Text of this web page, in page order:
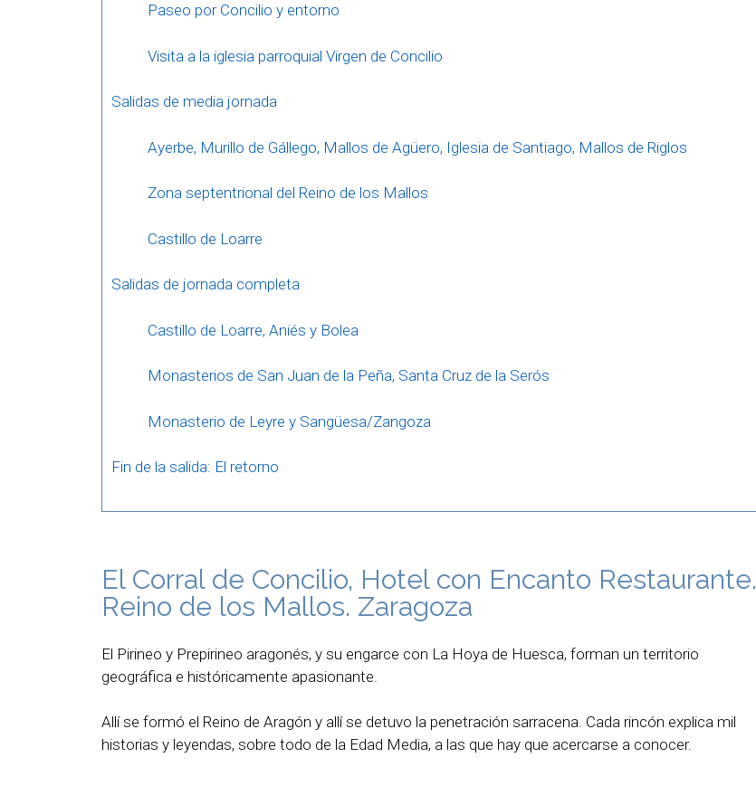
Paseo por Concilio y entorno
Visita a la iglesia parroquial Virgen de Concilio
Salidas de media jornada
Ayerbe, Murillo de Gállego, Mallos de Agüero, Iglesia de Santiago, Mallos de Riglos
Zona septentrional del Reino de los Mallos
Castillo de Loarre
Salidas de jornada completa
Castillo de Loarre, Aniés y Bolea
Monasterios de San Juan de la Peña, Santa Cruz de la Serós
Monasterio de Leyre y Sangüesa/Zangoza
Fin de la salida: El retorno
El Corral de Concilio, Hotel con Encanto Restaurante.
Reino de los Mallos. Zaragoza
El Pirineo y Prepirineo aragonés, y su engarce con La Hoya de Huesca, forman un territorio
geográfica e históricamente apasionante.
Allí se formó el Reino de Aragón y allí se detuvo la penetración sarracena. Cada rincón explica mil
historias y leyendas, sobre todo de la Edad Media, a las que hay que acercarse a conocer.